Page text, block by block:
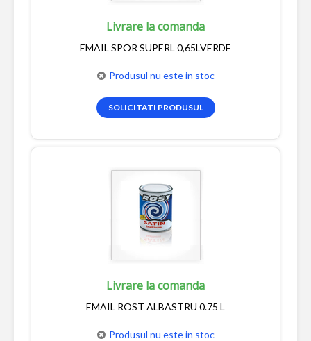
Livrare la comanda
EMAIL SPOR SUPERL 0,65LVERDE
Produsul nu este in stoc
SOLICITATI PRODUSUL
Livrare la comanda
EMAIL ROST ALBASTRU 0.75 L
Produsul nu este in stoc